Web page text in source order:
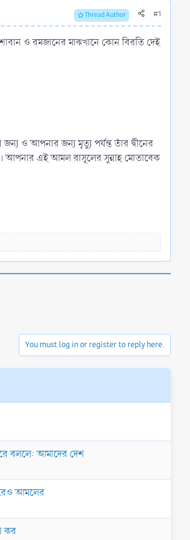
Thread Author #1
ও রমজানের মাঝখানে কোন বিরতি দেই
ও আপনার জন্য মৃত্যু পর্যন্ত তাঁর দ্বীনের
আপনার এই আমল রাসূলের সুন্নাহ মোতাবেক
You must log in or register to reply here.
বললে: আমাদের দেশ
আমলের
কর